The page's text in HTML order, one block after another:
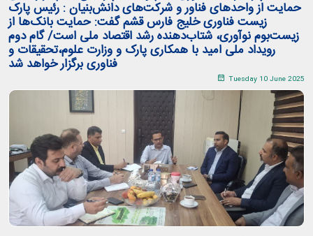
حمایت از واحدهای فناور و شرکت‌های دانش‌بنیان : رئیس پارک
زیست فناوری خلیج فارس قشم گفت: حمایت بانک‌ها از
زیست‌بوم نوآوری، شتاب‌دهنده رشد اقتصاد ملی است/ گام دوم
رویداد ملی امید با همکاری پارک و وزارت علوم،تحقیقات و
فناوری برگزار خواهد شد
Tuesday 10 June 2025